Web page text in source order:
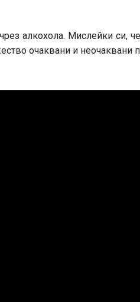
алкохола. Мислейки си,
очаквани и неочаквани